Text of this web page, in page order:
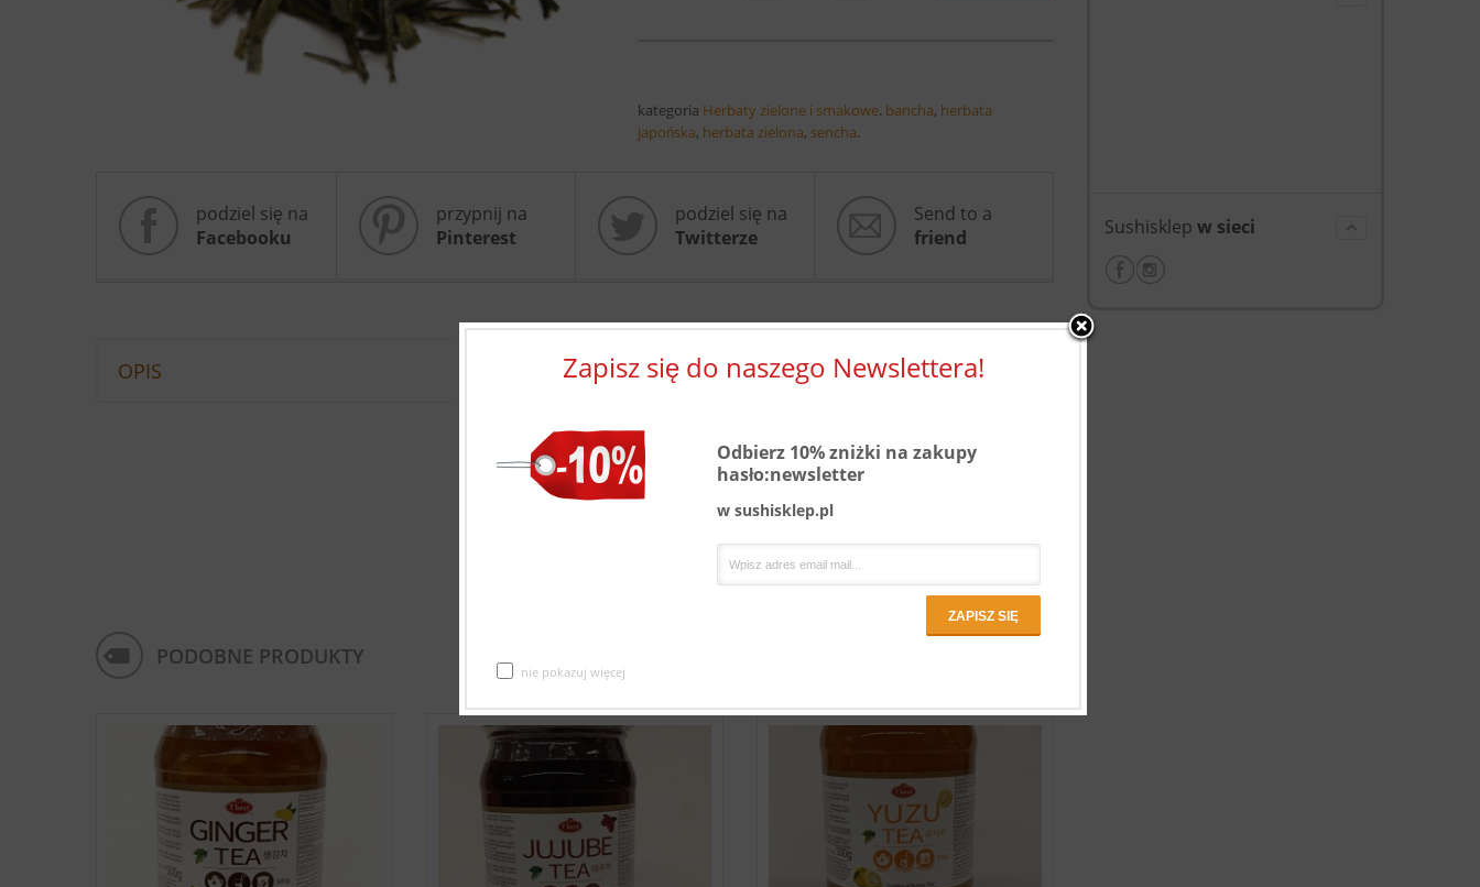
kategoria Herbaty zielone i smakowe. bancha, herbata
japońska, herbata zielona, sencha.
podziel się na
Facebooku
przypnij na
Pinterest
podziel się na
Twitterze
Send to a
friend
OPIS
Bancha to herbatka typu Sencha, której liście i łodyżki są grubsze, przez co
mają mniejszą zawartość teiny.
Delikatny napar z Banchy należy do jednych z
najzdrowszych napojów, polecana dla diabetyków – obniża poziom cukru we krwi,
reguluje wydzielanie żółci, ułatwia trawienie, przyspiesza przemianę tłuszczu, jest
PODOBNE PRODUKTY
Sushisklep w sieci
Zapisz się do naszego Newslettera!
Odbierz 10% zniżki na zakupy
hasło:newsletter
w sushisklep.pl
nie pokazuj więcej